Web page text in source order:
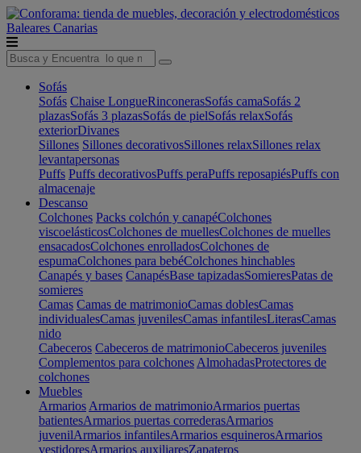
Baleares Canarias
Sofás
Sofás Chaise LongueRinconerasSofás camaSofás 2
plazasSofás 3 plazasSofás de pielSofás relaxSofás
exteriorDivanes
Sillones Sillones decorativosSillones relaxSillones relax
levantapersonas
Puffs Puffs decorativosPuffs peraPuffs reposapiésPuffs con
almacenaje
Descanso
Colchones Packs colchón y canapéColchones
viscoelásticosColchones de muellesColchones de muelles
ensacadosColchones enrolladosColchones de
espumaColchones para bebéColchones hinchables
Canapés y bases CanapésBase tapizadasSomieresPatas de
somieres
Camas Camas de matrimonioCamas doblesCamas
individualesCamas juvenilesCamas infantilesLiterasCamas
nido
Cabeceros Cabeceros de matrimonioCabeceros juveniles
Complementos para colchones AlmohadasProtectores de
colchones
Muebles
Armarios Armarios de matrimonioArmarios puertas
batientesArmarios puertas correderasArmarios
juvenilArmarios infantilesArmarios esquinerosArmarios
vestidoresArmarios auxiliaresZapateros